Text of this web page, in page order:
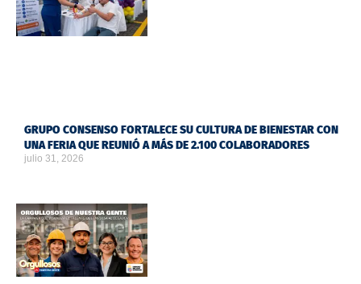
GRUPO CONSENSO FORTALECE SU CULTURA DE BIENESTAR CON
UNA FERIA QUE REUNIÓ A MÁS DE 2.100 COLABORADORES
julio 31, 2026